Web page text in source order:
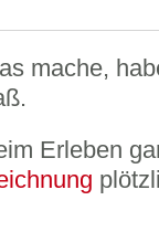
mache,
Erleben